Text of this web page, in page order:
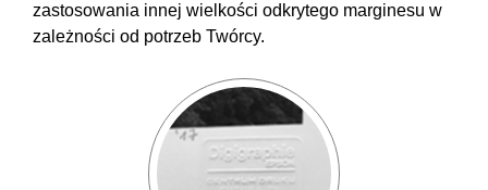
zastosowania innej wielkości odkrytego marginesu w
zależności od potrzeb Twórcy.